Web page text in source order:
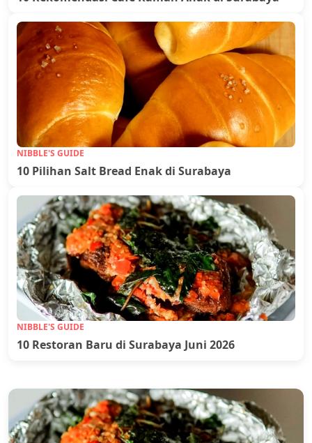
NIBBLE'S GUIDE
10 Pilihan Salt Bread Enak di Surabaya
NIBBLE'S GUIDE
10 Restoran Baru di Surabaya Juni 2026